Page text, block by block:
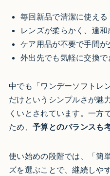
毎回新品で清潔に使える
レンズが柔らかく、違
ケア用品が不要で手間が
外出先でも気軽に交換で
中でも「ワンデーソフトレ
だけというシンプルさが魅
くいとされています。一方
ため、 予算とのバランスも
使い始めの段階では、「簡
ズを選ぶことで、継続しや